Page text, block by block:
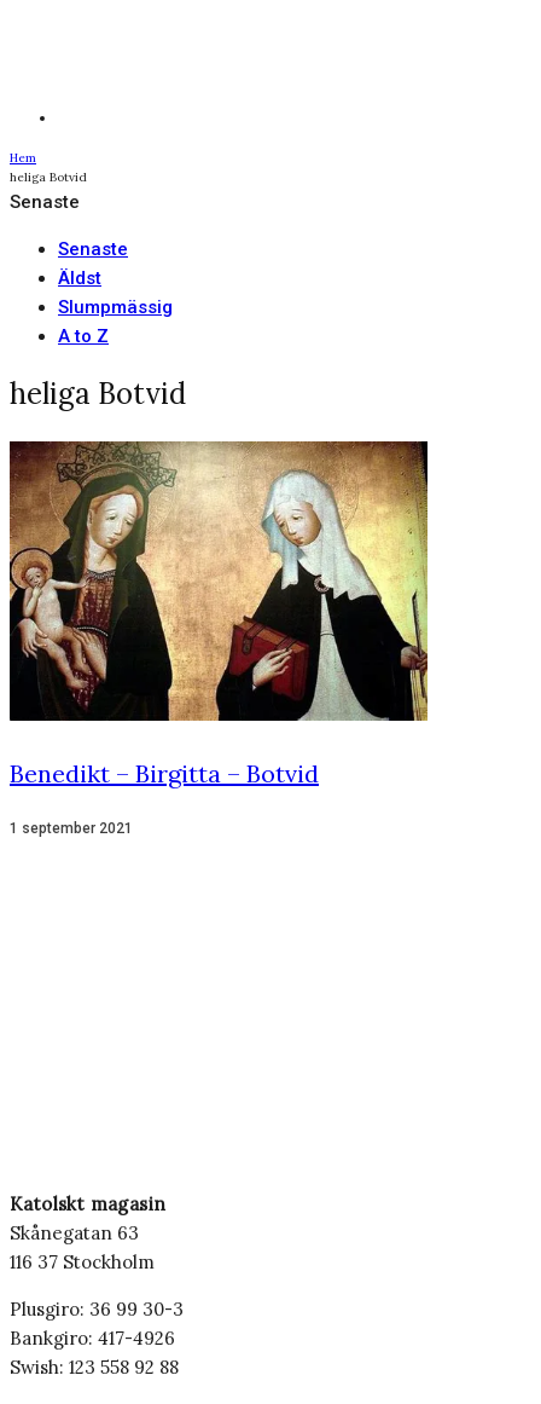
Hem
heliga Botvid
Senaste
Senaste
Äldst
Slumpmässig
A to Z
heliga Botvid
Benedikt – Birgitta – Botvid
1 september 2021
Katolskt magasin
Skånegatan 63
116 37 Stockholm
Plusgiro: 36 99 30-3
Bankgiro: 417-4926
Swish: 123 558 92 88